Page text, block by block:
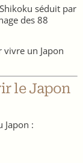
séduit par
des 88
vivre un Japon
le Japon
Japon :